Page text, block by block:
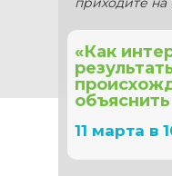
«Как
11 марта в